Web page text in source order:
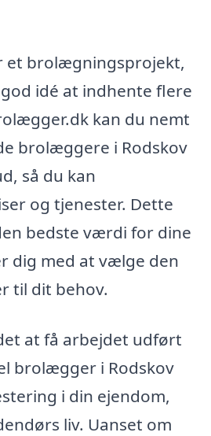
et brolægningsprojekt,
idé at indhente flere
kan du nemt
brolæggere i Rodskov
så du kan
og tjenester. Dette
bedste værdi for dine
dig med at vælge den
til dit behov.
at få arbejdet udført
brolægger i Rodskov
i din ejendom,
liv. Uanset om